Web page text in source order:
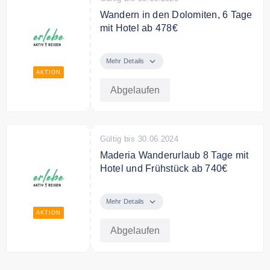
AKTION
Wandern in den Dolomiten, 6 Tage
mit Hotel ab 478€
Europas beeindruckendstem
Hotel, Frühstück und Abendessen
Mehr Details
Abgelaufen
AKTION
Gültig bis 30.06.2024
Maderia Wanderurlaub 8 Tage mit
Hotel und Frühstück ab 740€
Levada-Touren mit einem Maderia
Mehr Details
Abgelaufen